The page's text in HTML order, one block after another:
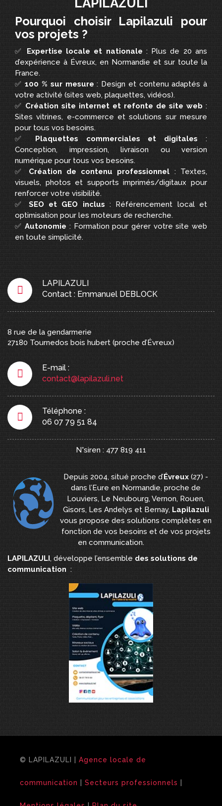
LAPILAZULI
Pourquoi choisir Lapilazuli pour
vos projets ?
✅ Expertise locale et nationale : Plus de 20 ans
d’expérience à Évreux, en Normandie et sur toute la
France.
✅100 % sur mesure : Design et contenu adaptés à
votre activité (sites web, plaquettes, vidéos).
✅ Création site internet et refonte de site web :
Sites vitrines, e-commerce et solutions sur mesure
pour tous vos besoins.
✅ Plaquettes commerciales et digitales :
Conception, impression, livraison ou version
numérique pour tous vos besoins.
✅ Création de contenu professionnel : Textes,
visuels, photos et supports imprimés/digitaux pour
renforcer votre visibilité.
✅ SEO et GEO inclus : Référencement local et
optimisation pour les moteurs de recherche.
✅Autonomie : Formation pour gérer votre site web
en toute simplicité.
LAPILAZULI
Contact : Emmanuel DEBLOCK
8 rue de la gendarmerie
27180 Tournedos bois hubert (proche d’Évreux)
E-mail :
contact@lapilazuli.net
Téléphone :
06 07 79 51 84
N°siren : 477 819 411
Depuis 2004, situé proche d’Évreux (27) -
dans l’Eure en Normandie, proche de
Louviers, Le Neubourg, Vernon, Rouen,
Gisors, Les Andelys et Bernay, Lapilazuli
vous propose des solutions complètes en
fonction de vos besoins et de vos projets
en communication.
LAPILAZULI, développe l’ensemble des solutions de
communication :
© LAPILAZULI | Agence locale de
communication Secteurs professionnels